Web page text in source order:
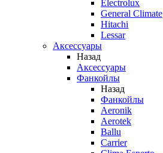
Electrolux
General Climate
Hitachi
Lessar
Аксессуары
Назад
Аксессуары
Фанкойлы
Назад
Фанкойлы
Aeronik
Aerotek
Ballu
Carrier